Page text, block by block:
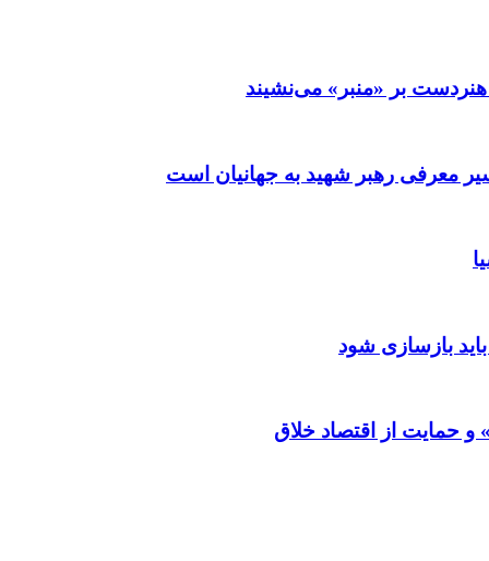
بر «منبر» می‌نشیند
معرفی رهبر شهید به جهانیان است
بازسازی شود
حمایت از اقتصاد خلاق